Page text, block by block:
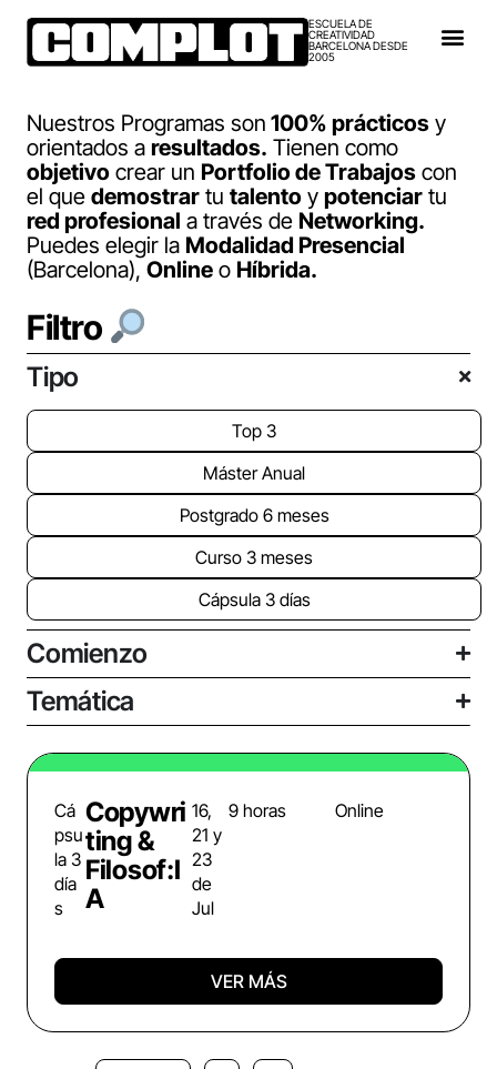
ESCUELA DE
CREATIVIDAD
BARCELONA DESDE
2005
Nuestros Programas son 100% prácticos y
orientados a resultados. Tienen como
objetivo crear un Portfolio de Trabajos con
el que demostrar tu talento y potenciar tu
red profesional a través de Networking.
Puedes elegir la Modalidad Presencial
(Barcelona), Online o Híbrida.
Filtro
Tipo
Top 3
Máster Anual
Postgrado 6 meses
Curso 3 meses
Cápsula 3 días
Comienzo
Temática
Cá
psu
la 3
día
s
Copywri
ting &
Filosof:I
A
16,
21 y
23
de
Jul
9 horas Online
VER MÁS